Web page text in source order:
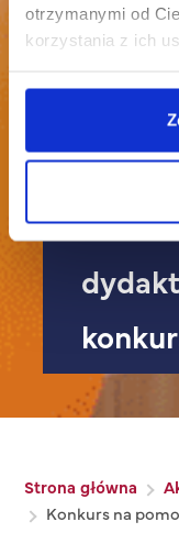
otrzymanymi od
korzystania z ich
Konkurs na pomoc
Ścieżka
Strona główna
Konkurs na